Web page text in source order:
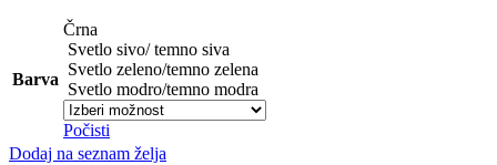
Barva
Črna
Svetlo sivo/ temno siva
Svetlo zeleno/temno zelena
Svetlo modro/temno modra
Počisti
Dodaj na seznam želja